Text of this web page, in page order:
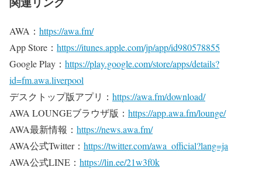
AWA： https://awa.fm/
App Store： https://itunes.apple.com/jp/app/id980578855
Google Play： https://play.google.com/store/apps/details?
id=fm.awa.liverpool
デスクトップ版アプリ： https://awa.fm/download/
AWA LOUNGEブラウザ版： https://app.awa.fm/lounge/
AWA最新情報： https://news.awa.fm/
AWA公式Twitter： https://twitter.com/awa_official?lang=ja
AWA公式LINE： https://lin.ee/21w3f0k